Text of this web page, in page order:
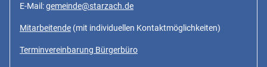
E-Mail:gemeinde@starzach.de
Mitarbeitende (mit individuellen Kontaktmöglichkeiten)
Terminvereinbarung Bürgerbüro